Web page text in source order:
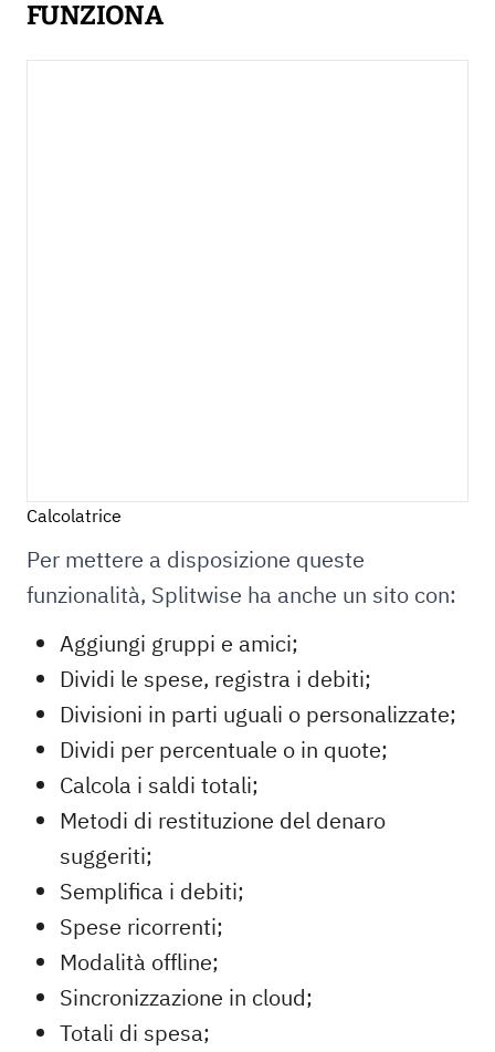
FUNZIONA
Calcolatrice
Per mettere a disposizione queste
funzionalità, Splitwise ha anche un sito con:
Aggiungi gruppi e amici;
Dividi le spese, registra i debiti;
Divisioni in parti uguali o personalizzate;
Dividi per percentuale o in quote;
Calcola i saldi totali;
Metodi di restituzione del denaro
suggeriti;
Semplifica i debiti;
Spese ricorrenti;
Modalità offline;
Sincronizzazione in cloud;
Totali di spesa;